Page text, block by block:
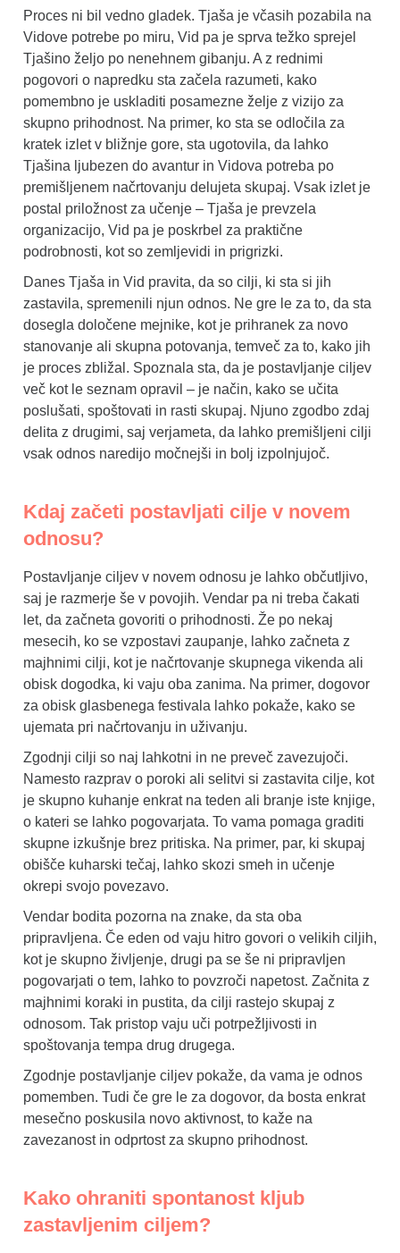
Proces ni bil vedno gladek. Tjaša je včasih pozabila na
Vidove potrebe po miru, Vid pa je sprva težko sprejel
Tjašino željo po nenehnem gibanju. A z rednimi
pogovori o napredku sta začela razumeti, kako
pomembno je uskladiti posamezne želje z vizijo za
skupno prihodnost. Na primer, ko sta se odločila za
kratek izlet v bližnje gore, sta ugotovila, da lahko
Tjašina ljubezen do avantur in Vidova potreba po
premišljenem načrtovanju delujeta skupaj. Vsak izlet je
postal priložnost za učenje – Tjaša je prevzela
organizacijo, Vid pa je poskrbel za praktične
podrobnosti, kot so zemljevidi in prigrizki.
Danes Tjaša in Vid pravita, da so cilji, ki sta si jih
zastavila, spremenili njun odnos. Ne gre le za to, da sta
dosegla določene mejnike, kot je prihranek za novo
stanovanje ali skupna potovanja, temveč za to, kako jih
je proces zbližal. Spoznala sta, da je postavljanje ciljev
več kot le seznam opravil – je način, kako se učita
poslušati, spoštovati in rasti skupaj. Njuno zgodbo zdaj
delita z drugimi, saj verjameta, da lahko premišljeni cilji
vsak odnos naredijo močnejši in bolj izpolnjujoč.
Kdaj začeti postavljati cilje v novem
odnosu?
Postavljanje ciljev v novem odnosu je lahko občutljivo,
saj je razmerje še v povojih. Vendar pa ni treba čakati
let, da začneta govoriti o prihodnosti. Že po nekaj
mesecih, ko se vzpostavi zaupanje, lahko začneta z
majhnimi cilji, kot je načrtovanje skupnega vikenda ali
obisk dogodka, ki vaju oba zanima. Na primer, dogovor
za obisk glasbenega festivala lahko pokaže, kako se
ujemata pri načrtovanju in uživanju.
Zgodnji cilji so naj lahkotni in ne preveč zavezujoči.
Namesto razprav o poroki ali selitvi si zastavita cilje, kot
je skupno kuhanje enkrat na teden ali branje iste knjige,
o kateri se lahko pogovarjata. To vama pomaga graditi
skupne izkušnje brez pritiska. Na primer, par, ki skupaj
obišče kuharski tečaj, lahko skozi smeh in učenje
okrepi svojo povezavo.
Vendar bodita pozorna na znake, da sta oba
pripravljena. Če eden od vaju hitro govori o velikih ciljih,
kot je skupno življenje, drugi pa se še ni pripravljen
pogovarjati o tem, lahko to povzroči napetost. Začnita z
majhnimi koraki in pustita, da cilji rastejo skupaj z
odnosom. Tak pristop vaju uči potrpežljivosti in
spoštovanja tempa drug drugega.
Zgodnje postavljanje ciljev pokaže, da vama je odnos
pomemben. Tudi če gre le za dogovor, da bosta enkrat
mesečno poskusila novo aktivnost, to kaže na
zavezanost in odprtost za skupno prihodnost.
Kako ohraniti spontanost kljub
zastavljenim ciljem?